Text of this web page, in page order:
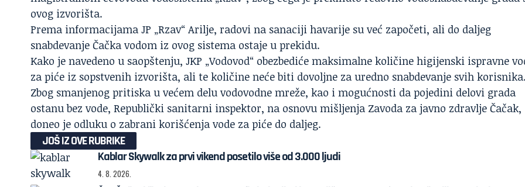
ovog izvorišta.
Prema informacijama JP „Rzav“ Arilje, radovi na sanaciji havarije su već započeti, ali do daljeg
snabdevanje Čačka vodom iz ovog sistema ostaje u prekidu.
Kako je navedeno u saopštenju, JKP „Vodovod“ obezbediće maksimalne količine higijenski ispravne
za piće iz sopstvenih izvorišta, ali te količine neće biti dovoljne za uredno snabdevanje svih korisnika.
Zbog smanjenog pritiska u većem delu vodovodne mreže, kao i mogućnosti da pojedini delovi grada
ostanu bez vode, Republički sanitarni inspektor, na osnovu mišljenja Zavoda za javno zdravlje Čačak,
doneo je odluku o zabrani korišćenja vode za piće do daljeg.
JOŠ IZ OVE RUBRIKE
Kablar Skywalk za prvi vikend posetilo više od 3.000 ljudi
4. 8. 2026.